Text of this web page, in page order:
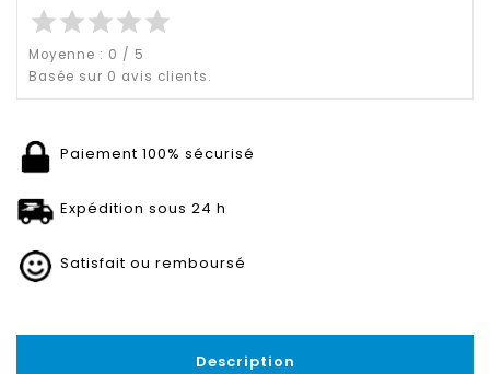
starstarstarstarstar
Moyenne : 0 / 5
Basée sur 0 avis clients.
Paiement 100% sécurisé
Expédition sous 24 h
Satisfait ou remboursé
Description